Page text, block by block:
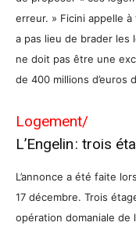
erreur. » Ficini appelle à
a pas lieu de brader les
ne doit pas être une
de 400 millions
Logement/
L’Engelin : trois
L’annonce a été faite
17 décembre. Trois
opération domaniale de